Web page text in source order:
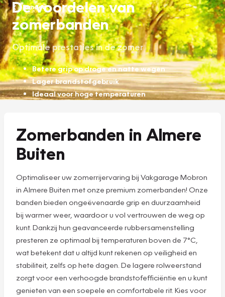
Banden
De voordelen van
zomerbanden
Optimale prestaties in de zomer
Betere grip op droge en natte wegen
Lager brandstofgebruik
Ideaal voor hoge temperaturen
Zomerbanden in Almere
Buiten
Optimaliseer uw zomerrijervaring bij Vakgarage Mobron
in Almere Buiten met onze premium zomerbanden! Onze
banden bieden ongeëvenaarde grip en duurzaamheid
bij warmer weer, waardoor u vol vertrouwen de weg op
kunt. Dankzij hun geavanceerde rubbersamenstelling
presteren ze optimaal bij temperaturen boven de 7°C,
wat betekent dat u altijd kunt rekenen op veiligheid en
stabiliteit, zelfs op hete dagen. De lagere rolweerstand
zorgt voor een verhoogde brandstofefficiëntie en u kunt
genieten van een soepele en comfortabele rit. Kies voor